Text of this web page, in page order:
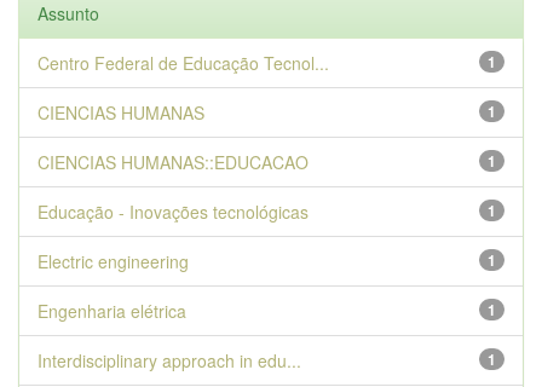
Assunto
1
Centro Federal de Educação Tecnol...
1
CIENCIAS HUMANAS
1
CIENCIAS HUMANAS::EDUCACAO
1
Educação - Inovações tecnológicas
1
Electric engineering
1
Engenharia elétrica
1
Interdisciplinary approach in edu...